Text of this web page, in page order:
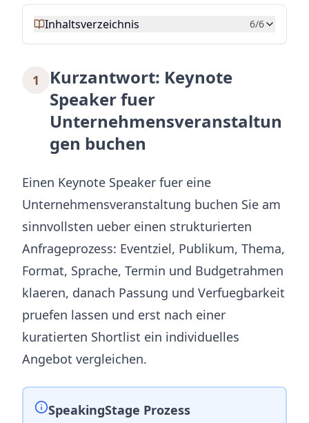
Inhaltsverzeichnis 6/6
1
Kurzantwort: Keynote
Speaker fuer
Unternehmensveranstaltun
gen buchen
Einen Keynote Speaker fuer eine
Unternehmensveranstaltung buchen Sie am
sinnvollsten ueber einen strukturierten
Anfrageprozess: Eventziel, Publikum, Thema,
Format, Sprache, Termin und Budgetrahmen
klaeren, danach Passung und Verfuegbarkeit
pruefen lassen und erst nach einer
kuratierten Shortlist ein individuelles
Angebot vergleichen.
SpeakingStage Prozess